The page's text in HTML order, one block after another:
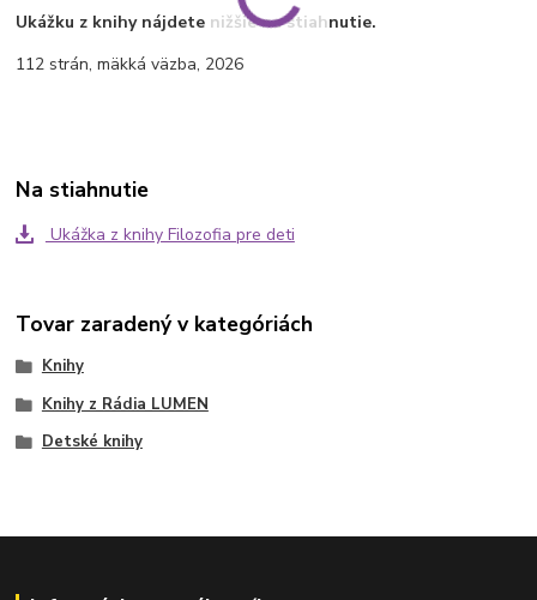
Ukážku z knihy nájdete nižšie na stiahnutie.
112 strán, mäkká väzba, 2026
Na stiahnutie
Ukážka z knihy Filozofia pre deti
Tovar zaradený v kategóriách
Knihy
Knihy z Rádia LUMEN
Detské knihy